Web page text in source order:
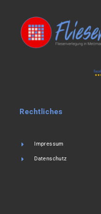
Rechtliches
Impressum
Datenschutz